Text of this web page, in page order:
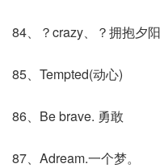
84、？crazy、？拥抱夕阳
85、Tempted(动心)
86、Be brave. 勇敢
87、Adream.一个梦。